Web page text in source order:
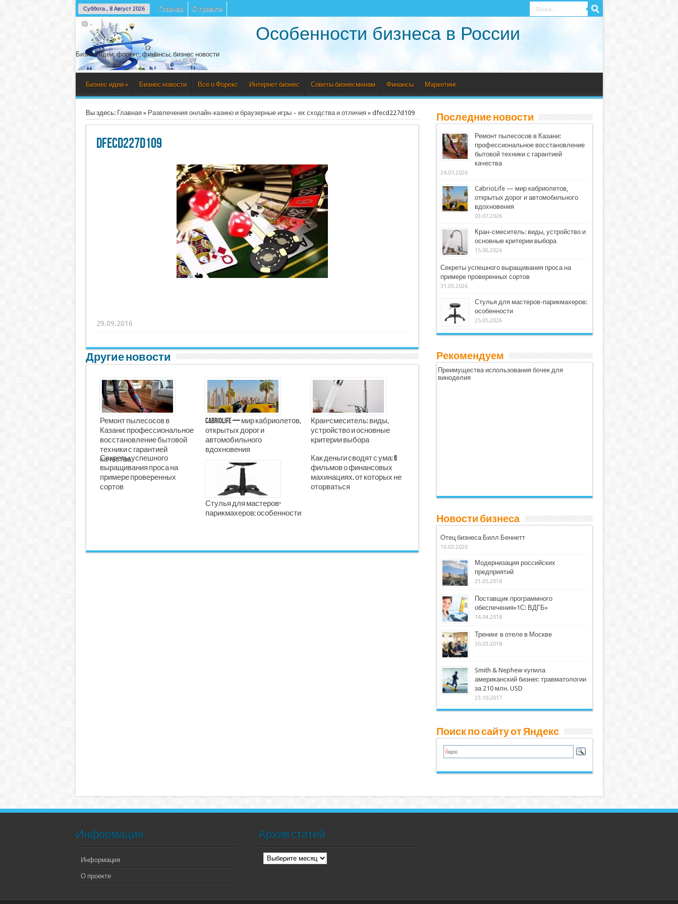
Суббота , 8 Август 2026 Главная О проекте
Особенности бизнеса в России
Бизнес идеи, форекс, финансы, бизнес новости
Бизнес идеи » Бизнес новости Все о Форекс Интернет бизнес Советы бизнесменам Финансы Маркетинг
Вы здесь: Главная» Развлечения онлайн-казино и браузерные игры – их сходства и отличия» dfecd227d109
dfecd227d109
29.09.2016
Другие новости
Ремонт пылесосов в
Казани: профессиональное
восстановление бытовой
техники с гарантией
качества
CabrioLife — мир кабриолетов,
открытых дорог и
автомобильного
вдохновения
Кран-смеситель: виды,
устройство и основные
критерии выбора
Секреты успешного
выращивания проса на
примере проверенных
сортов
Стулья для мастеров-
парикмахеров: особенности
Как деньги сводят с ума: 6
фильмов о финансовых
махинациях, от которых не
оторваться
Последние новости
Ремонт пылесосов в Казани:
профессиональное восстановление
бытовой техники с гарантией
качества
24.07.2026
CabrioLife — мир кабриолетов,
открытых дорог и автомобильного
вдохновения
03.07.2026
Кран-смеситель: виды, устройство и
основные критерии выбора
15.06.2026
Секреты успешного выращивания проса на
примере проверенных сортов
31.05.2026
Стулья для мастеров-парикмахеров:
особенности
25.05.2026
Рекомендуем
Преимущества использования бочек для
виноделия
Новости бизнеса
Отец бизнеса Билл Беннетт
10.03.2020
Модернизация российских
предприятий
21.05.2018
Поставщик программного
обеспечения»1С: ВДГБ»
14.04.2018
Тренинг в отеле в Москве
30.03.2018
Smith & Nephew купила
американский бизнес травматологии
за 210 млн. USD
23.10.2017
Поиск по сайту от Яндекс
Информация
Информация
О проекте
Архив статей
Архив
статей